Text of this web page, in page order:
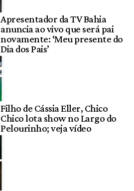
Apresentador da TV Bahia
anuncia ao vivo que será pai
novamente: ‘Meu presente do
Dia dos Pais’
Filho de Cássia Eller, Chico
Chico lota show no Largo do
Pelourinho; veja vídeo